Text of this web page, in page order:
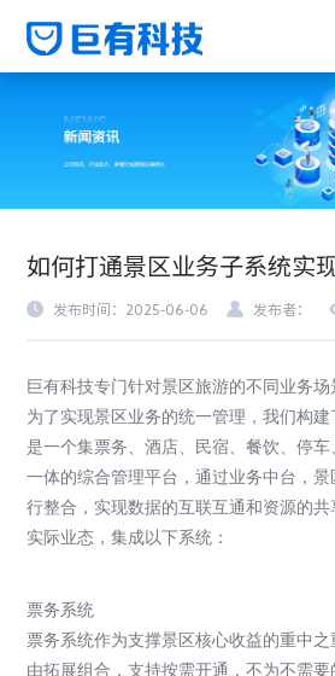
如何打通景区业务子系统实
发布时间：2025-06-06 发布者：
巨有科技专门针对景区旅游的不同业务场
为了实现景区业务的统一管理，我们构建
是一个集票务、酒店、民宿、餐饮、停
一体的综合管理平台，通过业务中台，
行整合，实现数据的互联互通和资源的
实际业态，集成以下系统：
票务系统
票务系统作为支撑景区核心收益的重中
由拓展组合，支持按需开通，不为不需